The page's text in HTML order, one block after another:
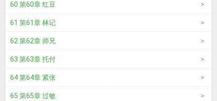
60 第60章 红豆
61 第61章 林记
62 第62章 师兄
63 第63章 托付
64 第64章 紧张
65 第65章 过敏